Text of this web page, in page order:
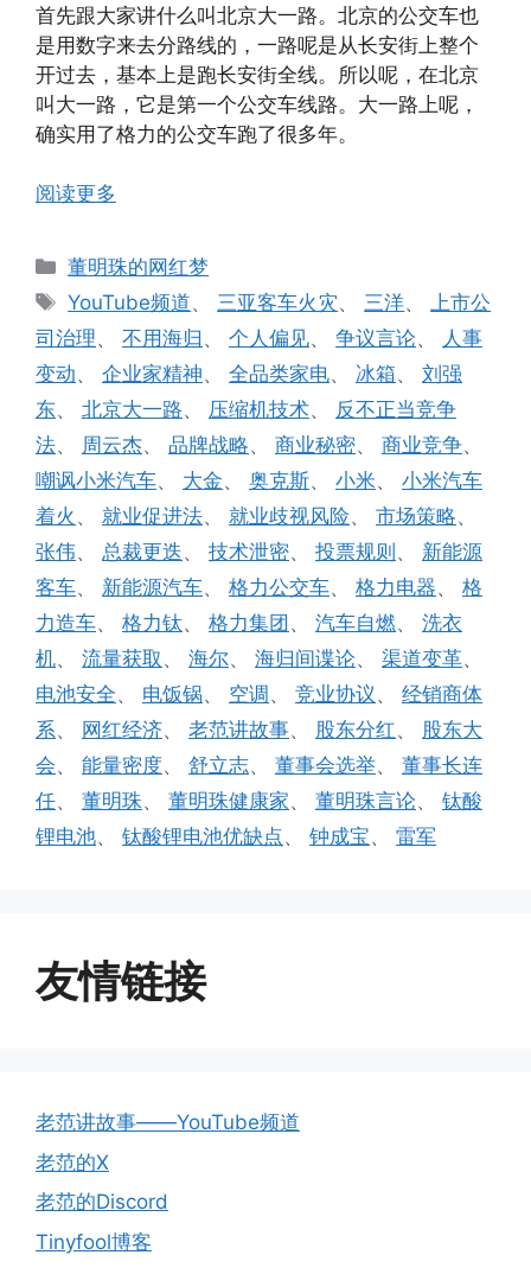
首先跟大家讲什么叫北京大一路。北京的公交车也
是用数字来去分路线的，一路呢是从长安街上整个
开过去，基本上是跑长安街全线。所以呢，在北京
叫大一路，它是第一个公交车线路。大一路上呢，
确实用了格力的公交车跑了很多年。
阅读更多
分
类
董明珠的网红梦
标
签
YouTube频道、三亚客车火灾、三洋、上市公
司治理、 不用海归 、 个人偏见、 争议言论、
人事
变动、 企业家精神、 全品类家电、 冰箱、 刘强
东、 北京大一路、 压缩机技术、 反不正当竞争
法、 周云杰、 品牌战略、 商业秘密、 商业竞争、
嘲讽小米汽车、 大金、 奥克斯、 小米、 小米汽车
着火 、 就业促进法、 就业歧视风险、 市场策略、
张伟、 总裁更迭、 技术泄密、 投票规则 、 新能源
客车、 新能源汽车、 格力公交车、 格力电器、 格
力造车、 格力钛、 格力集团 、 汽车自燃、 洗衣
机、 流量获取 、 海尔、 海归间谍论、 渠道变革、
电池安全、 电饭锅、 空调 、 竞业协议 、 经销商体
系、 网红经济、 老范讲故事、 股东分红、 股东大
会、 能量密度、 舒立志、 董事会选举、 董事长连
任、 董明珠、 董明珠健康家、 董明珠言论、 钛酸
锂电池、 钛酸锂电池优缺点、 钟成宝、 雷军
友情链接
老范讲故事——YouTube频道
老范的X
老范的Discord
Tinyfool博客